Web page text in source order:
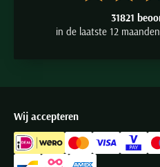
31821
in de laatste 12
Wij accepteren